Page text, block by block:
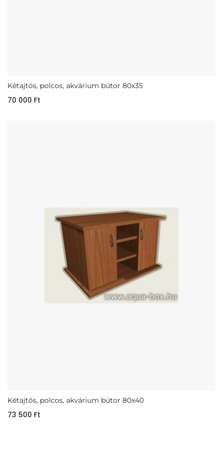
Kétajtós, polcos, akvárium bútor 80x35
70 000 Ft
Kétajtós, polcos, akvárium bútor 80x40
73 500 Ft